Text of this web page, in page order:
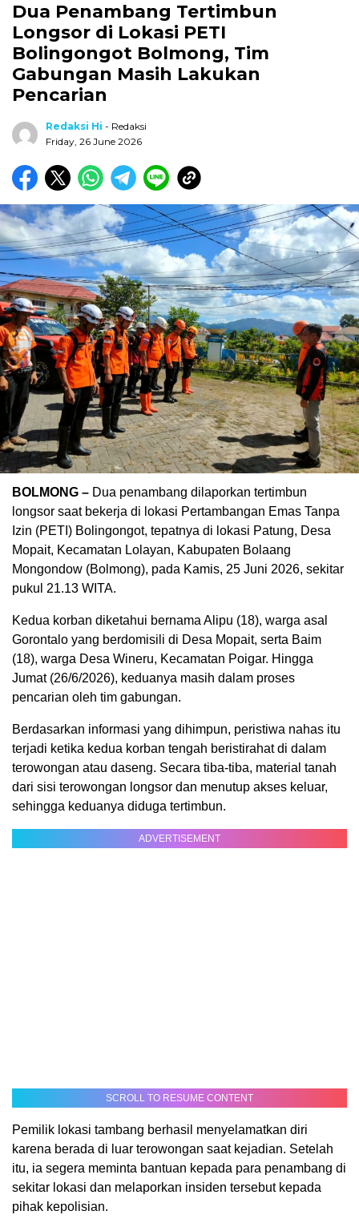
Dua Penambang Tertimbun
Longsor di Lokasi PETI
Bolingongot Bolmong, Tim
Gabungan Masih Lakukan
Pencarian
Redaksi Hi - Redaksi
Friday, 26 June 2026
BOLMONG – Dua penambang dilaporkan tertimbun
longsor saat bekerja di lokasi Pertambangan Emas Tanpa
Izin (PETI) Bolingongot, tepatnya di lokasi Patung, Desa
Mopait, Kecamatan Lolayan, Kabupaten Bolaang
Mongondow (Bolmong), pada Kamis, 25 Juni 2026, sekitar
pukul 21.13 WITA.
Kedua korban diketahui bernama Alipu (18), warga asal
Gorontalo yang berdomisili di Desa Mopait, serta Baim
(18), warga Desa Wineru, Kecamatan Poigar. Hingga
Jumat (26/6/2026), keduanya masih dalam proses
pencarian oleh tim gabungan.
Berdasarkan informasi yang dihimpun, peristiwa nahas itu
terjadi ketika kedua korban tengah beristirahat di dalam
terowongan atau daseng. Secara tiba-tiba, material tanah
dari sisi terowongan longsor dan menutup akses keluar,
sehingga keduanya diduga tertimbun.
ADVERTISEMENT
SCROLL TO RESUME CONTENT
Pemilik lokasi tambang berhasil menyelamatkan diri
karena berada di luar terowongan saat kejadian. Setelah
itu, ia segera meminta bantuan kepada para penambang di
sekitar lokasi dan melaporkan insiden tersebut kepada
pihak kepolisian.